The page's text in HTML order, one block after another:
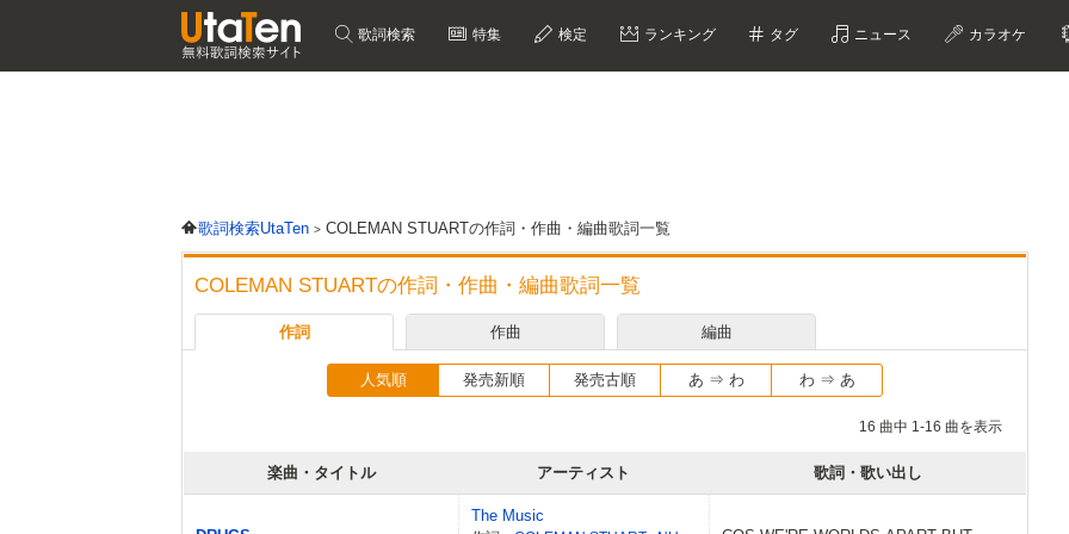
歌詞検索 特集 検定 ランキング タグ ニュース カラオケ
歌詞検索UtaTen COLEMAN STUARTの作詞・作曲・編曲歌詞一覧
COLEMAN STUARTの作詞・作曲・編曲歌詞一覧
作詞 作曲 編曲
人気順 発売新順 発売古順 あ ⇒ わ わ ⇒ あ
16 曲中 1-16 曲を表示
楽曲・タイトル アーティスト 歌詞・歌い出し
The Music